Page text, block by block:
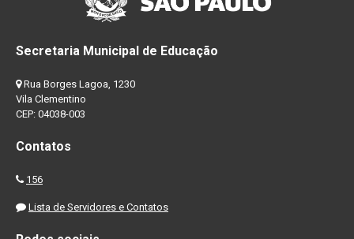
Secretaria Municipal de Educação
Rua Borges Lagoa, 1230
Vila Clementino
CEP: 04038-003
Contatos
156
Lista de Servidores e Contatos